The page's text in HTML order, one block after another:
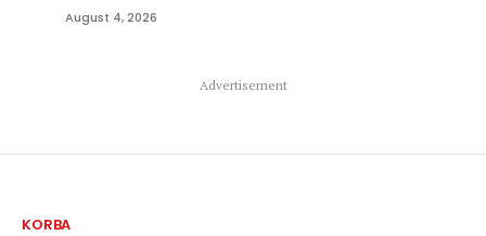
August 4, 2026
Advertisement
KORBA